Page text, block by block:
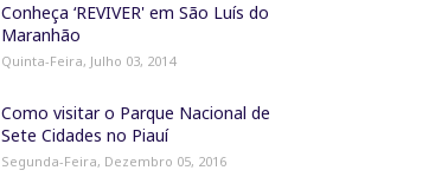
Conheça ‘REVIVER' em São Luís do
Maranhão
Quinta-Feira, Julho 03, 2014
Como visitar o Parque Nacional de
Sete Cidades no Piauí
Segunda-Feira, Dezembro 05, 2016